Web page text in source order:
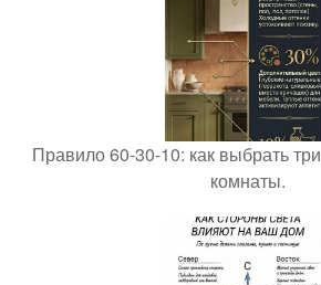
Правило 60-30-10: как выбрать
комнаты.